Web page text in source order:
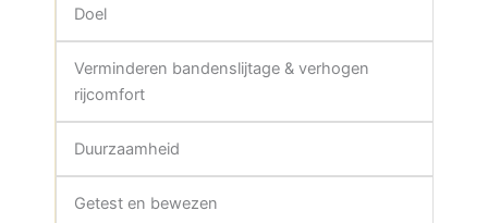
Doel
Verminderen bandenslijtage & verhogen
rijcomfort
Duurzaamheid
Getest en bewezen